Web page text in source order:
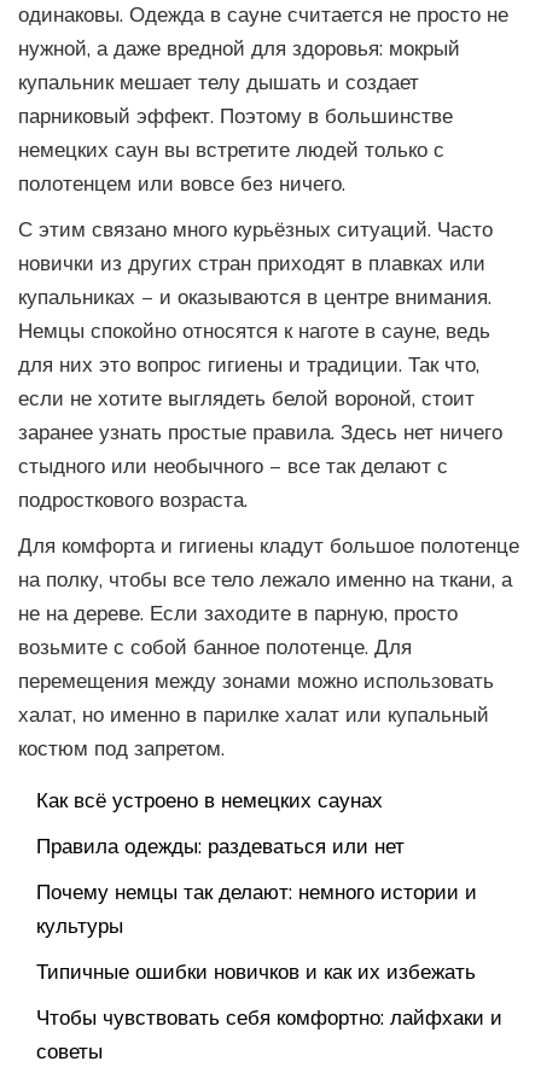
одинаковы. Одежда в сауне считается не просто не
нужной, а даже вредной для здоровья: мокрый
купальник мешает телу дышать и создает
парниковый эффект. Поэтому в большинстве
немецких саун вы встретите людей только с
полотенцем или вовсе без ничего.
С этим связано много курьёзных ситуаций. Часто
новички из других стран приходят в плавках или
купальниках – и оказываются в центре внимания.
Немцы спокойно относятся к наготе в сауне, ведь
для них это вопрос гигиены и традиции. Так что,
если не хотите выглядеть белой вороной, стоит
заранее узнать простые правила. Здесь нет ничего
стыдного или необычного – все так делают с
подросткового возраста.
Для комфорта и гигиены кладут большое полотенце
на полку, чтобы все тело лежало именно на ткани, а
не на дереве. Если заходите в парную, просто
возьмите с собой банное полотенце. Для
перемещения между зонами можно использовать
халат, но именно в парилке халат или купальный
костюм под запретом.
Как всё устроено в немецких саунах
Правила одежды: раздеваться или нет
Почему немцы так делают: немного истории и
культуры
Типичные ошибки новичков и как их избежать
Чтобы чувствовать себя комфортно: лайфхаки и
советы